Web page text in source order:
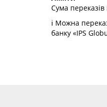
Сума
ℹ️ Можна
банку «IPS